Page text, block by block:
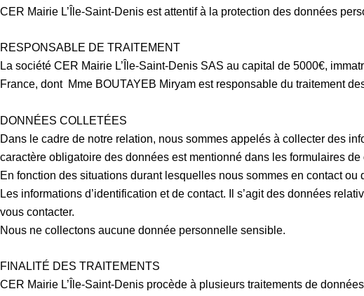
CER Mairie L’Île-Saint-Denis est attentif à la protection des données
RESPONSABLE DE TRAITEMENT
La société CER Mairie L’Île-Saint-Denis SAS au capital de 5000€,
France, dont Mme BOUTAYEB Miryam est responsable du traitement
DONNÉES COLLETÉES
Dans le cadre de notre relation, nous sommes appelés à collecter des
caractère obligatoire des données est mentionné dans les formulaires de
En fonction des situations durant lesquelles nous sommes en contact
Les informations d’identification et de contact. Il s’agit des données
vous contacter.
Nous ne collectons aucune donnée personnelle sensible.
FINALITÉ DES TRAITEMENTS
CER Mairie L’Île-Saint-Denis procède à plusieurs traitements de